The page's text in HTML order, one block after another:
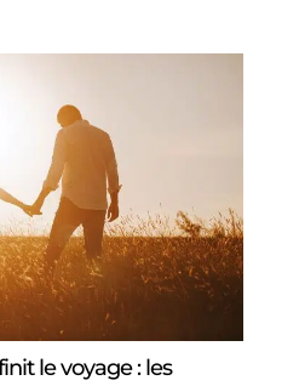
le voyage : les